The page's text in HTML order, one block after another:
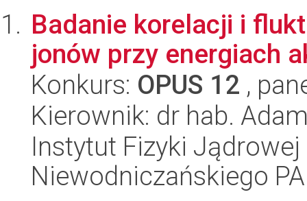
Badanie korelacji i
jonów przy energiach
Konkurs: OPUS 12 ,
Kierownik: dr hab.
Instytut Fizyki
Niewodniczańskiego